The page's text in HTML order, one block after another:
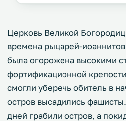
Церковь Великой
времена рыцарей-
была огорожена высокими
фортификационной
смогли уберечь обитель в
остров высадились
дней грабили остров, а